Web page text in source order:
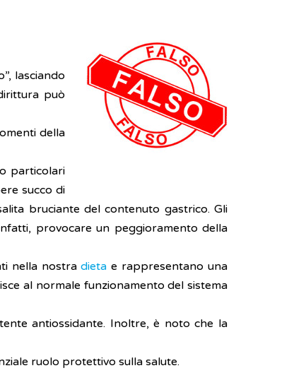
lasciando
può
della
particolari
succo di
bruciante del contenuto gastrico. Gli
provocare un peggioramento della
nella nostradieta e rappresentano una
al normale funzionamento del sistema
antiossidante. Inoltre, è noto che la
ruolo protettivo sulla salute.